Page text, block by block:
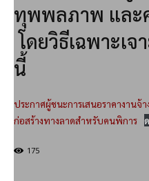
ทุพพลภาพ และ
โดยวิธีเฉพาะเ
นี้
ประกาศผู้ชนะการเสนอราคางานจ้
ก่อสร้างทางลาดสำหรับคนพิการ
175